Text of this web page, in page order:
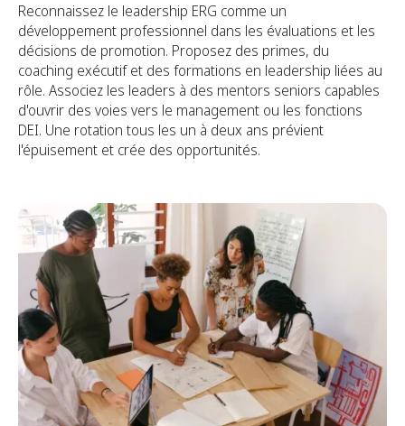
Reconnaissez le leadership ERG comme un
développement professionnel dans les évaluations et les
décisions de promotion. Proposez des primes, du
coaching exécutif et des formations en leadership liées au
rôle. Associez les leaders à des mentors seniors capables
d'ouvrir des voies vers le management ou les fonctions
DEI. Une rotation tous les un à deux ans prévient
l'épuisement et crée des opportunités.